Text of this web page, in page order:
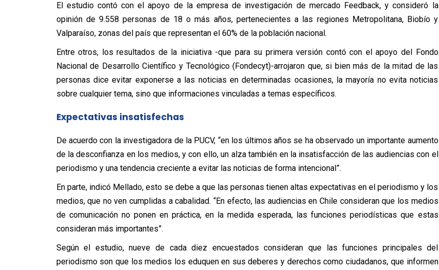
El estudio contó con el apoyo de la empresa de investigación de mercado Feedback, y consideró la
opinión de 9.558 personas de 18 o más años, pertenecientes a las regiones Metropolitana, Biobío y
Valparaíso, zonas del país que representan el 60% de la población nacional.
Entre otros, los resultados de la iniciativa -que para su primera versión contó con el apoyo del Fondo
Nacional de Desarrollo Científico y Tecnológico (Fondecyt)-arrojaron que, si bien más de la mitad de las
personas dice evitar exponerse a las noticias en determinadas ocasiones, la mayoría no evita noticias
sobre cualquier tema, sino que informaciones vinculadas a temas específicos.
Expectativas insatisfechas
De acuerdo con la investigadora de la PUCV, “en los últimos años se ha observado un importante aumento
de la desconfianza en los medios, y con ello, un alza también en la insatisfacción de las audiencias con el
periodismo y una tendencia creciente a evitar las noticias de forma intencional”.
En parte, indicó Mellado, esto se debe a que las personas tienen altas expectativas en el periodismo y los
medios, que no ven cumplidas a cabalidad. “En efecto, las audiencias en Chile consideran que los medios
de comunicación no ponen en práctica, en la medida esperada, las funciones periodísticas que estas
consideran más importantes”.
Según el estudio, nueve de cada diez encuestados consideran que las funciones principales del
periodismo son que los medios los eduquen en sus deberes y derechos como ciudadanos, que informen